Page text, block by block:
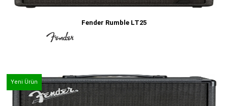
Fender Rumble LT25
Yeni Ürün